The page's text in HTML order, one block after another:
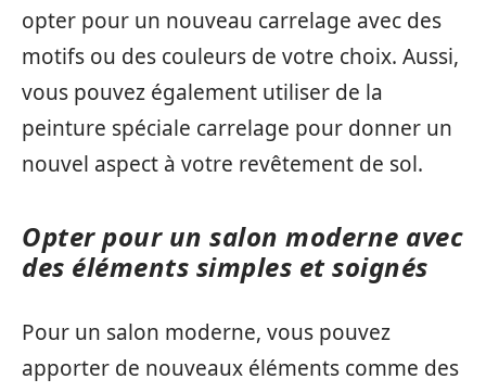
opter pour un nouveau carrelage avec des
motifs ou des couleurs de votre choix. Aussi,
vous pouvez également utiliser de la
peinture spéciale carrelage pour donner un
nouvel aspect à votre revêtement de sol.
Opter pour un salon moderne avec
des éléments simples et soignés
Pour un salon moderne, vous pouvez
apporter de nouveaux éléments comme des